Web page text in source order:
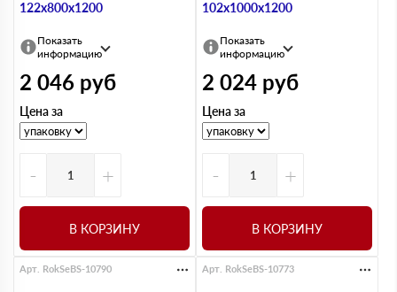
122х800х1200
Показать
информацию
2 046 руб
Цена за
- +
В КОРЗИНУ
102х1000х1200
Показать
информацию
2 024 руб
Цена за
- +
В КОРЗИНУ
Арт. RokSeBS-10790 Арт. RokSeBS-10773